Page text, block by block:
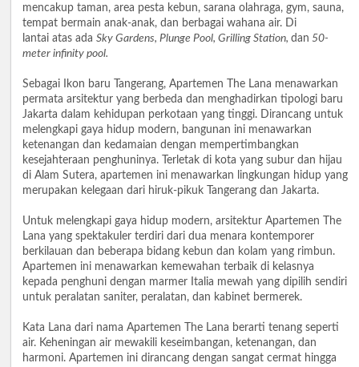
mencakup taman, area pesta kebun, sarana olahraga, gym, sauna,
tempat bermain anak-anak, dan berbagai wahana air. Di
lantai atas ada Sky Gardens, Plunge Pool, Grilling Station, dan 50-
meter infinity pool.
Sebagai Ikon baru Tangerang, Apartemen The Lana menawarkan
permata arsitektur yang berbeda dan menghadirkan tipologi baru
Jakarta dalam kehidupan perkotaan yang tinggi. Dirancang untuk
melengkapi gaya hidup modern, bangunan ini menawarkan
ketenangan dan kedamaian dengan mempertimbangkan
kesejahteraan penghuninya. Terletak di kota yang subur dan hijau
di Alam Sutera, apartemen ini menawarkan lingkungan hidup yang
merupakan kelegaan dari hiruk-pikuk Tangerang dan Jakarta.
Untuk melengkapi gaya hidup modern, arsitektur Apartemen The
Lana yang spektakuler terdiri dari dua menara kontemporer
berkilauan dan beberapa bidang kebun dan kolam yang rimbun.
Apartemen ini menawarkan kemewahan terbaik di kelasnya
kepada penghuni dengan marmer Italia mewah yang dipilih sendiri
untuk peralatan saniter, peralatan, dan kabinet bermerek.
Kata Lana dari nama Apartemen The Lana berarti tenang seperti
air. Keheningan air mewakili keseimbangan, ketenangan, dan
harmoni. Apartemen ini dirancang dengan sangat cermat hingga